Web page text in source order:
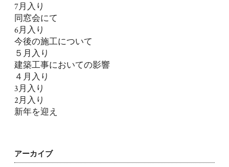
7月入り
同窓会にて
6月入り
今後の施工について
５月入り
建築工事においての影響
４月入り
3月入り
2月入り
新年を迎え
アーカイブ